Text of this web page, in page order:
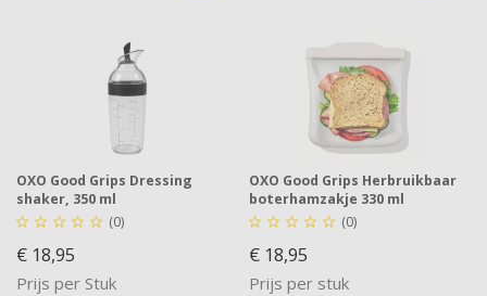
OXO Good Grips Dressing
shaker, 350 ml
     (0)
€ 18,95
Prijs per Stuk
OXO Good Grips Herbruikbaar
boterhamzakje 330 ml
     (0)
€ 18,95
Prijs per stuk